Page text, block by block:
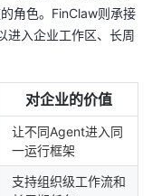
角色。FinClaw则承接
进入企业工作区、长周
对企业的价值
让不同Agent进入同
一运行框架
支持组织级工作流和